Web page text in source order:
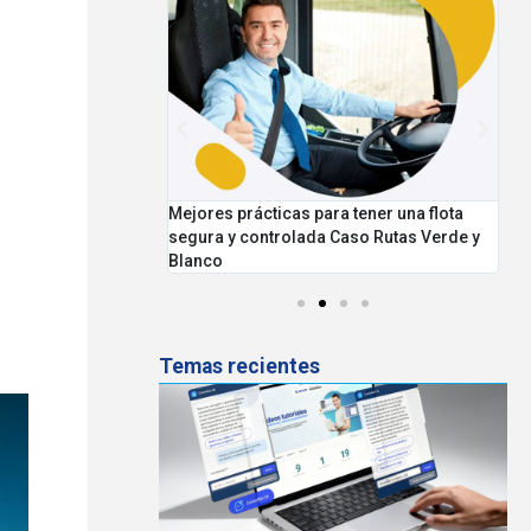
Mejores prácticas para tener una flota
segura y controlada Caso Rutas Verde y
Blanco
Temas recientes